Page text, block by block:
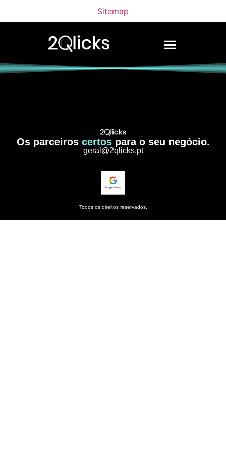
Sitemap
Os parceiros certospara o seu negócio.
geral@2qlicks.pt
Todos os direitos reservados.